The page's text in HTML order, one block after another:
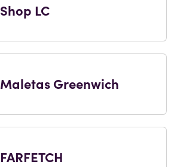
Shop LC
Maletas Greenwich
FARFETCH